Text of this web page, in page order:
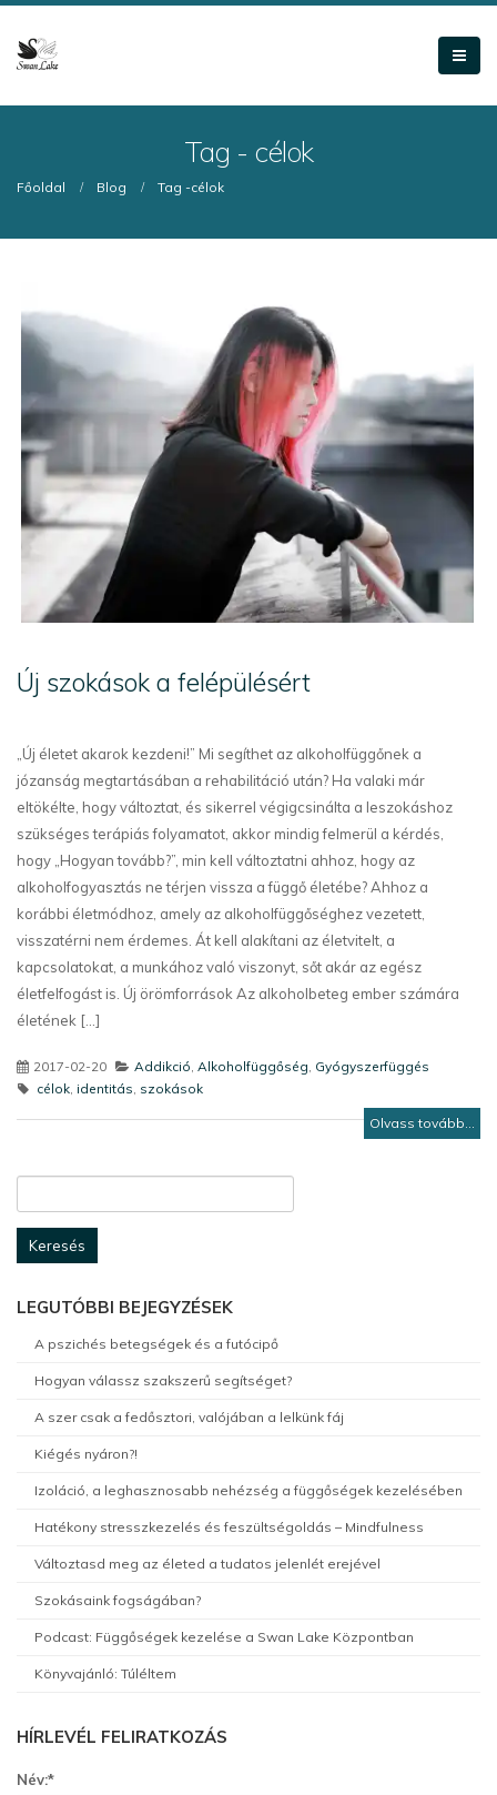
Tag - célok
Főoldal Blog Tag -célok
Új szokások a felépülésért
„Új életet akarok kezdeni!” Mi segíthet az alkoholfüggőnek a
józanság megtartásában a rehabilitáció után? Ha valaki már
eltökélte, hogy változtat, és sikerrel végigcsinálta a leszokáshoz
szükséges terápiás folyamatot, akkor mindig felmerül a kérdés,
hogy „Hogyan tovább?”, min kell változtatni ahhoz, hogy az
alkoholfogyasztás ne térjen vissza a függő életébe? Ahhoz a
korábbi életmódhoz, amely az alkoholfüggőséghez vezetett,
visszatérni nem érdemes. Át kell alakítani az életvitelt, a
kapcsolatokat, a munkához való viszonyt, sőt akár az egész
életfelfogást is. Új örömforrások Az alkoholbeteg ember számára
életének [...]
2017-02-20 Addikció ,Alkoholfüggőség Gyógyszerfüggés
célok, identitás szokások
Olvass tovább...
LEGUTÓBBI BEJEGYZÉSEK
A pszichés betegségek és a futócipő
Hogyan válassz szakszerű segítséget?
A szer csak a fedősztori, valójában a lelkünk fáj
Kiégés nyáron?!
Izoláció, a leghasznosabb nehézség a függőségek kezelésében
Hatékony stresszkezelés és feszültségoldás – Mindfulness
Változtasd meg az életed a tudatos jelenlét erejével
Szokásaink fogságában?
Podcast: Függőségek kezelése a Swan Lake Központban
Könyvajánló: Túléltem
HÍRLEVÉL FELIRATKOZÁS
Név:*